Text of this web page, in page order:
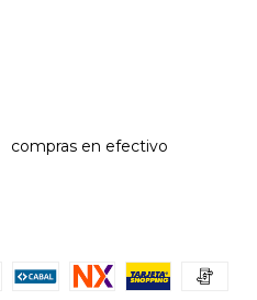
compras en efectivo